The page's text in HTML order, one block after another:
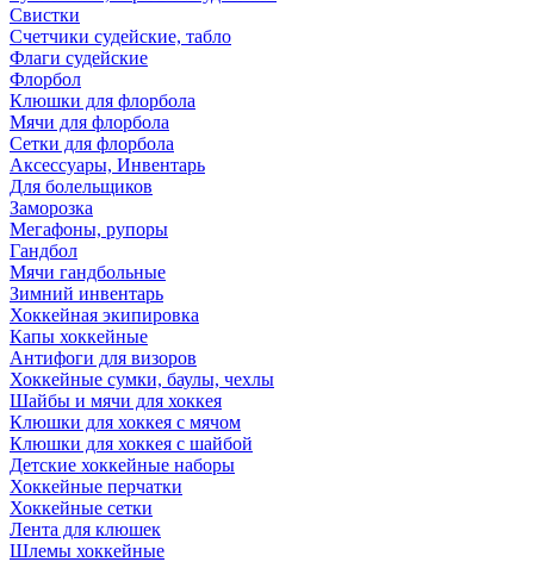
Свистки
Счетчики судейские, табло
Флаги судейские
Флорбол
Клюшки для флорбола
Мячи для флорбола
Сетки для флорбола
Аксессуары, Инвентарь
Для болельщиков
Заморозка
Мегафоны, рупоры
Гандбол
Мячи гандбольные
Зимний инвентарь
Хоккейная экипировка
Капы хоккейные
Антифоги для визоров
Хоккейные сумки, баулы, чехлы
Шайбы и мячи для хоккея
Клюшки для хоккея с мячом
Клюшки для хоккея с шайбой
Детские хоккейные наборы
Хоккейные перчатки
Хоккейные сетки
Лента для клюшек
Шлемы хоккейные